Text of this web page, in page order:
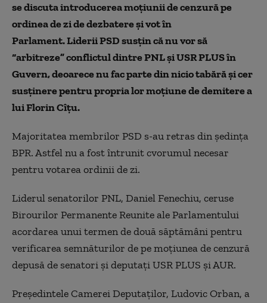
se discuta introducerea moțiunii de cenzură pe
ordinea de zi de dezbatere și vot în
Parlament. Liderii PSD susțin că nu vor să
“arbitreze” conflictul dintre PNL și USR PLUS în
Guvern, deoarece nu fac parte din nicio tabără și cer
susținere pentru propria lor moțiune de demitere a
lui Florin Cîțu.
Majoritatea membrilor PSD s-au retras din ședința
BPR. Astfel nu a fost întrunit cvorumul necesar
pentru votarea ordinii de zi.
Liderul senatorilor PNL, Daniel Fenechiu, ceruse
Birourilor Permanente Reunite ale Parlamentului
acordarea unui termen de două săptămâni pentru
verificarea semnăturilor de pe moțiunea de cenzură
depusă de senatori și deputați USR PLUS și AUR.
Președintele Camerei Deputaților, Ludovic Orban, a